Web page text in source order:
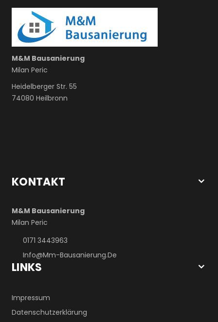
M&M Bausanierung
Milan Peric
Heidelberger Str. 55
74080 Heilbronn
KONTAKT
M&M Bausanierung
Milan Peric
0171 3443963
Info@mm-Bausanierung.de
LINKS
Impressum
Datenschutzerklärung